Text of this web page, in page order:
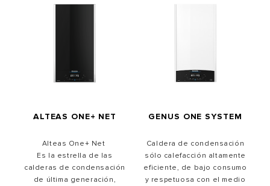
ALTEAS ONE+ NET
Alteas One+ Net
Es la estrella de las
calderas de condensación
de última generación,
GENUS ONE SYSTEM
Caldera de condensación
sólo calefacción altamente
eficiente, de bajo consumo
y respetuosa con el medio